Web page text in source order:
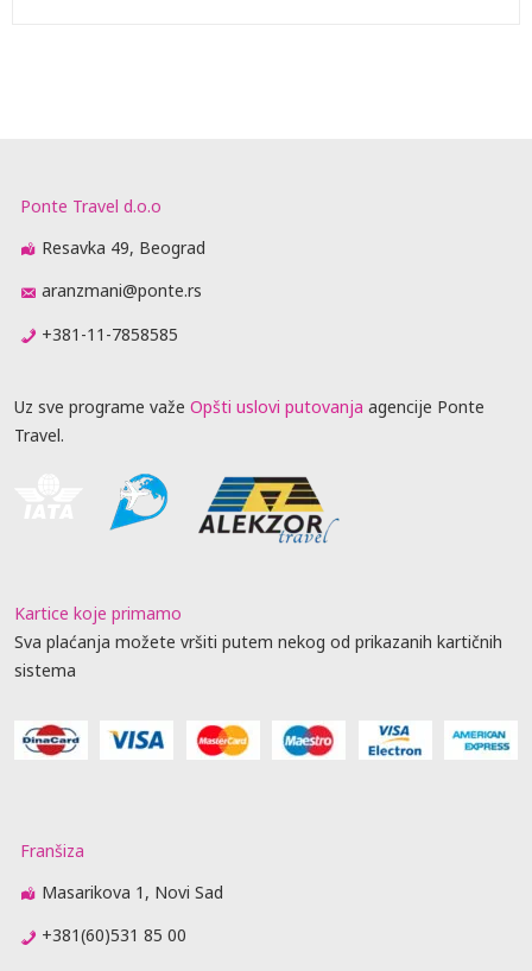
Ponte Travel d.o.o
Resavka 49, Beograd
aranzmani@ponte.rs
+381-11-7858585
Uz sve programe važe Opšti uslovi putovanja agencije Ponte
Travel.
Kartice koje primamo
Sva plaćanja možete vršiti putem nekog od prikazanih kartičnih
sistema
Franšiza
Masarikova 1, Novi Sad
+381(60)531 85 00